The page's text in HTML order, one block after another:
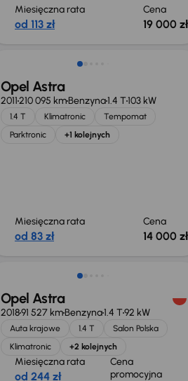
Miesięczna rata
od 113 zł
Cena
19 000 zł
Świeżo skupione
Opel Astra
2011210 095 kmBenzyna1.4 T103 kW
1.4 T Klimatronic
Tempomat
Parktronic
+1 kolejnych
Miesięczna rata
od 83 zł
Cena
14 000 zł
Taniej o 1 000 zł
Opel Astra
201891 527 kmBenzyna1.4 T92 kW
Auta krajowe 1.4 T
Salon Polska
Klimatronic
+2 kolejnych
Miesięczna rata
od 244 zł
Cena
promocyjna